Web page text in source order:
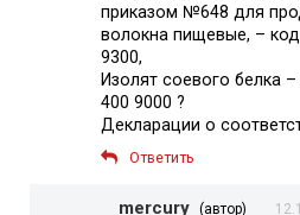
приказом №648 для
волокна пищевые, –
9300,
Изолят соевого белка
400 9000 ?
Декларации о
Ответить
mercury (автор)